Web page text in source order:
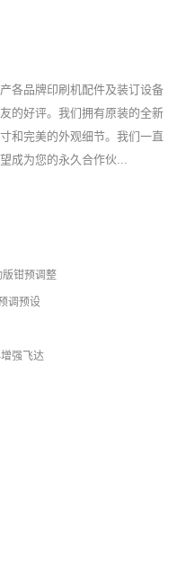
各品牌印刷机配件及装订设备
的好评。我们拥有原装的全新
和完美的外观细节。我们一直
成为您的永久合作伙...
钳预调整
调预设
强飞达